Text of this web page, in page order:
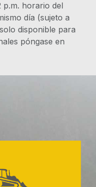
p.m. horario del
día (sujeto a
disponible para
póngase en